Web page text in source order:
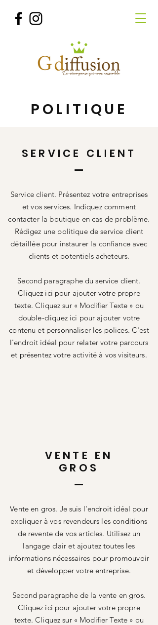
POLITIQUE
SERVICE CLIENT
Service client. Présentez votre entreprises
et vos services. Indiquez comment
contacter la boutique en cas de problème.
Rédigez une politique de service client
détaillée pour instaurer la confiance avec
clients et potentiels acheteurs.
Second paragraphe du service client.
Cliquez ici pour ajouter votre propre
texte. Cliquez sur « Modifier Texte » ou
double-cliquez ici pour ajouter votre
contenu et personnaliser les polices. C'est
l'endroit idéal pour relater votre parcours
et présentez votre activité à vos visiteurs.
VENTE EN
GROS
Vente en gros. Je suis l'endroit idéal pour
expliquer à vos revendeurs les conditions
de revente de vos articles. Utilisez un
langage clair et ajoutez toutes les
informations nécessaires pour promouvoir
et développer votre entreprise.
Second paragraphe de la vente en gros.
Cliquez ici pour ajouter votre propre
texte. Cliquez sur « Modifier Texte » ou